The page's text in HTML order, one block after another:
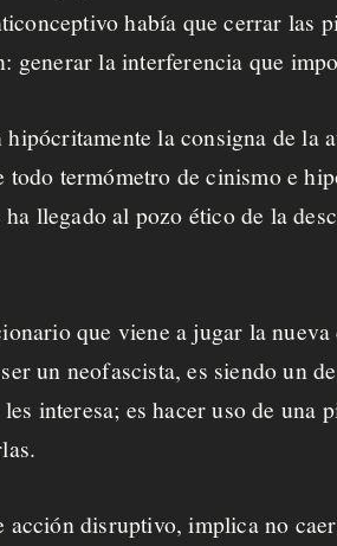
había que cerrar las
generar la interferencia que
la consigna de la
termómetro de cinismo e
llegado al pozo ético de la
que viene a jugar la nueva
un neofascista, es siendo un
interesa; es hacer uso de una
disruptivo, implica no